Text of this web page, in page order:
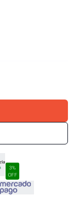
3%
OFF